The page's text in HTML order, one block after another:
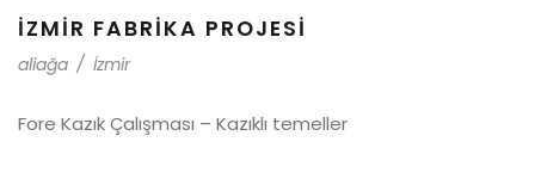
IZMIR FABRIKA PROJESI
aliağa / İzmir
Fore Kazık Çalışması – Kazıklı temeller